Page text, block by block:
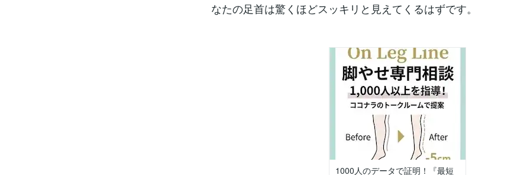
なたの足首は驚くほどスッキリと見えてくるはずです。
1000人のデータで証明！『最短